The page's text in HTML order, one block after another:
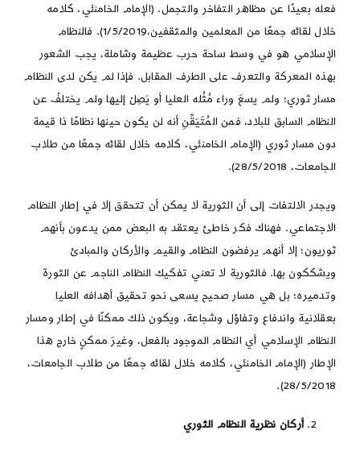
فعله بعيدًا عن مظاهر التفاخر والتجمل. (الإمام الخامنئي، كلامه
خلال لقائه جمعًا من المعلمين والمثقفين،1/5/2019). فالنظام
الإسلامي هو في وسط ساحة حرب عظيمة وشاملة، يجب الشعور
بهذه المعركة والتعرف على الطرف المقابل. فإذا لم يكن لدى النظام
مسار ثوري؛ ولم يسعَ وراء مُثُله العليا أو يَصِلْ إليها ولم يختلفْ عن
النظام السابق للبلاد، فمن المُتَيَقِّنِ أنه لن يكون حينها نظامًا ذا قيمة
دون مسار ثوري (الإمام الخامنئي، كلامه خلال لقائه جمعًا من طلاب
الجامعات، 28/5/2018).
ويجدر الالتفات إلى أن الثورية لا يمكن أن تتحقق إلا في إطار النظام
الاجتماعي. فهناك فكر خاطئ يعتقد به البعض ممن يدعون بأنهم
ثوريون؛ إلا أنهم يرفضون النظام والقيم والأركان والمبادئ
ويشككون بها. فالثورية لا تعني تفكيك النظام الناجم عن الثورة
وتدميره؛ بل هي مسار صحيح يسعى نحو تحقيق أهدافه العليا
بعقلانية واندفاع وتفاؤل وشجاعة، ويكون ذلك ممكنًا في إطار ومسار
النظام الإسلامي أي النظام الموجود بالفعل، وغيرَ ممكنٍ خارج هذا
الإطار (الإمام الخامنئي، كلامه خلال لقائه جمعًا من طلاب الجامعات،
28/5/2018).
أركان نظرية النظام الثوري